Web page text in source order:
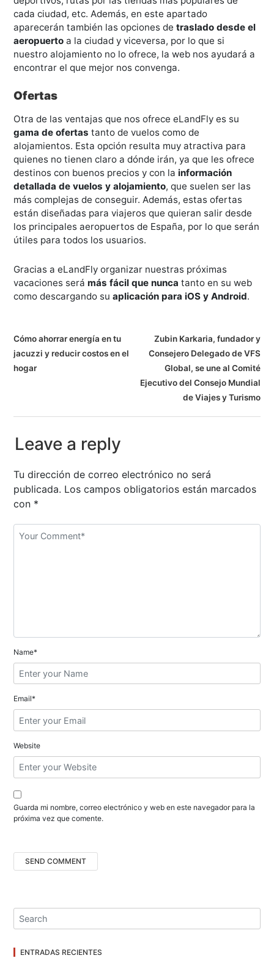
cada ciudad, etc. Además, en este apartado
aparecerán también las opciones detraslado desde el
aeropuerto a la ciudad y viceversa, por lo que si
nuestro alojamiento no lo ofrece, la web nos ayudará a
encontrar el que mejor nos convenga.
Ofertas
Otra de las ventajas que nos ofrece eLandFly es su
gama de ofertas tanto de vuelos como de
alojamientos. Esta opción resulta muy atractiva para
quienes no tienen claro a dónde irán, ya que les ofrece
destinos con buenos precios y con la información
detallada de vuelos y alojamiento, que suelen ser las
más complejas de conseguir. Además, estas ofertas
están diseñadas para viajeros que quieran salir desde
los principales aeropuertos de España, por lo que serán
útiles para todos los usuarios.
Gracias a eLandFly organizar nuestras próximas
vacaciones será más fácil que nuncatanto en su web
como descargando suaplicación para iOS y Android.
N
a
e
g
a
c
i
ó
n
t
r
a
d
a
s
Cómo ahorrar energía en tu
jacuzzi y reducir costos en el
hogar
Zubin Karkaria, fundador y
Consejero Delegado de VFS
Global, se une al Comité
Ejecutivo del Consejo Mundial
de Viajes y Turismo
Leave a reply
Tu dirección de correo electrónico no será
publicada. Los campos obligatorios están marcados
con *
Name*
Email*
Website
Guarda mi nombre, correo electrónico y web en este navegador para la
próxima vez que comente.
ENTRADAS RECIENTES